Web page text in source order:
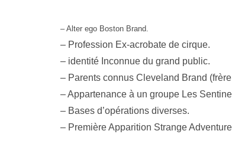
– Alter ego Boston Brand.
– Profession Ex-acrobate de cirque.
– identité Inconnue du grand public.
– Parents connus Cleveland Brand
– Appartenance à un groupe Les
– Bases d’opérations diverses.
– Première Apparition Strange